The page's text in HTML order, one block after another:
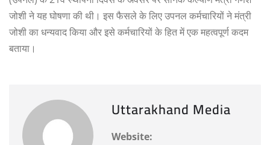
जोशी ने यह घोषणा की थी। इस फैसले के लिए उपनल कर्मचारियों ने मंत्री
जोशी का धन्यवाद किया और इसे कर्मचारियों के हित में एक महत्वपूर्ण कदम
बताया।
Uttarakhand Media
Website: